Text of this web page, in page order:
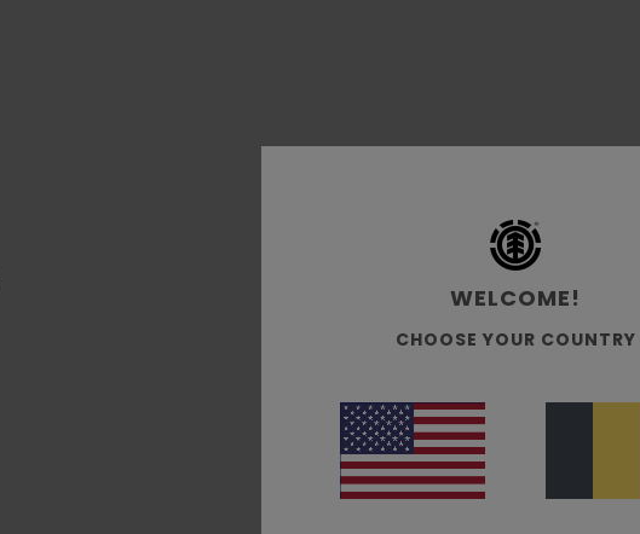
5.0
WELCOME!
CHOOSE YOUR COUNTRY